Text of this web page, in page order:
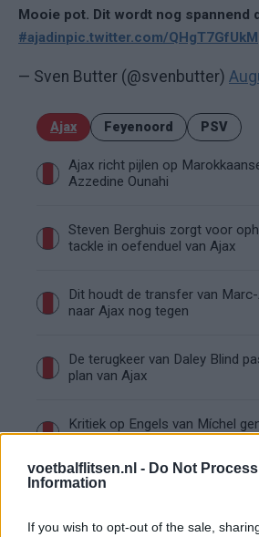
voetbalflitsen.nl - Do Not
Information
If you wish to opt-out of the sale,
Mooie pot. Dit wordt nog spannend
#ajadinpic.twitter.com/QHgT7GfUkM
— Sven Butter (@svenbutter)
Ajax Feyenoord PSV
Ajax richt pijlen op
Azzedine Ounahi
Steven Berghuis zorgt voor
tackle in oefenduel van Ajax
Dit houdt de transfer van
naar Ajax nog tegen
De terugkeer van Daley Blind
plan van Ajax
Kritiek op Engels van Míchel
spelers snappen dat echt wel’
De eerste Míchel-dagen bij